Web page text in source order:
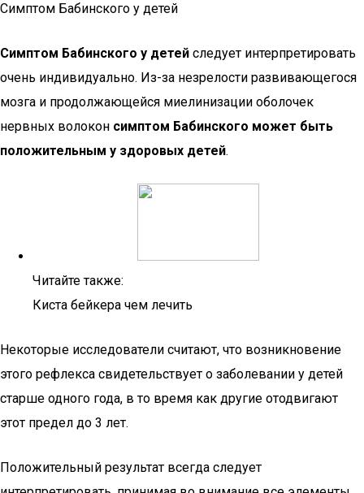
Симптом Бабинского у детей
Симптом Бабинского у детей следует интерпретировать
очень индивидуально. Из-за незрелости развивающегося
мозга и продолжающейся миелинизации оболочек
нервных волокон симптом Бабинского может быть
положительным у здоровых детей.
Читайте также:
Киста бейкера чем лечить
Некоторые исследователи считают, что возникновение
этого рефлекса свидетельствует о заболевании у детей
старше одного года, в то время как другие отодвигают
этот предел до 3 лет.
Положительный результат всегда следует